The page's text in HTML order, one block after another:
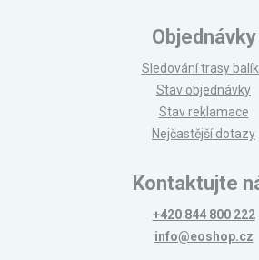
Objednávky
Sledování trasy
Stav objednávky
Stav reklamace
Nejčastější dotazy
Kontaktujte
+420 844 800 222
info@eoshop.cz